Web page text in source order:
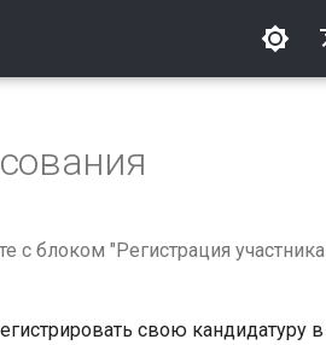
с блоком "Регистрация участника
свою кандидатуру в